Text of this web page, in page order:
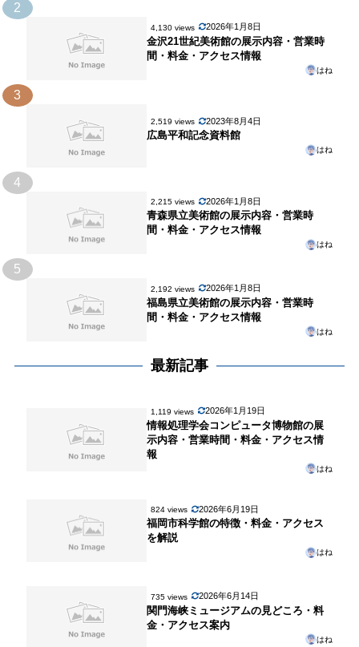
2
4,130 views 2026年1月8日
金沢21世紀美術館の展示内容・営業時
間・料金・アクセス情報
はね
3
2,519 views 2023年8月4日
広島平和記念資料館
はね
4
2,215 views 2026年1月8日
青森県立美術館の展示内容・営業時
間・料金・アクセス情報
はね
5
2,192 views 2026年1月8日
福島県立美術館の展示内容・営業時
間・料金・アクセス情報
はね
最新記事
1,119 views 2026年1月19日
情報処理学会コンピュータ博物館の展
示内容・営業時間・料金・アクセス情
報
はね
824 views 2026年6月19日
福岡市科学館の特徴・料金・アクセス
を解説
はね
735 views 2026年6月14日
関門海峡ミュージアムの見どころ・料
金・アクセス案内
はね